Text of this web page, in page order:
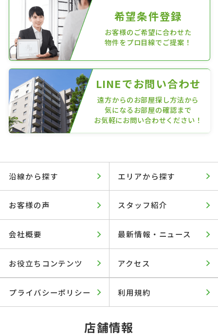
希望条件登録
お客様のご希望に合わせた
物件をプロ目線でご提案！
LINEでお問い合わせ
遠方からのお部屋探し方法から
気になるお部屋の確認まで
お気軽にお問い合わせください！
沿線から探す エリアから探す
お客様の声 スタッフ紹介
会社概要 最新情報・ニュース
お役立ちコンテンツ アクセス
プライバシーポリシー 利用規約
店舗情報